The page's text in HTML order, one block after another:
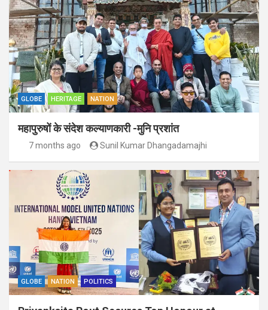
GLOBE HERITAGE NATION
महापुरुषों के संदेश कल्याणकारी -मुनि प्रशांत
7 months ago Sunil Kumar Dhangadamajhi
GLOBE NATION POLITICS